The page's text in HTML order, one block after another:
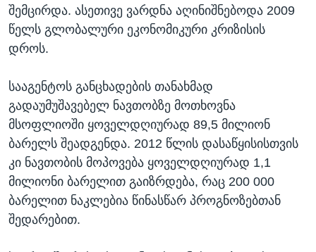
შემცირდა. ასეთივე ვარდნა აღინიშნებოდა 2009
წელს გლობალური ეკონომიკური კრიზისის
დროს.
სააგენტოს განცხადების თანახმად
გადაუმუშავებელ ნავთობზე მოთხოვნა
მსოფლიოში ყოველდღიურად 89,5 მილიონ
ბარელს შეადგენდა. 2012 წლის დასაწყისისთვის
კი ნავთობის მოპოვება ყოველდღიურად 1,1
მილიონი ბარელით გაიზრდება, რაც 200 000
ბარელით ნაკლებია წინასწარ პროგნოზებთან
შედარებით.